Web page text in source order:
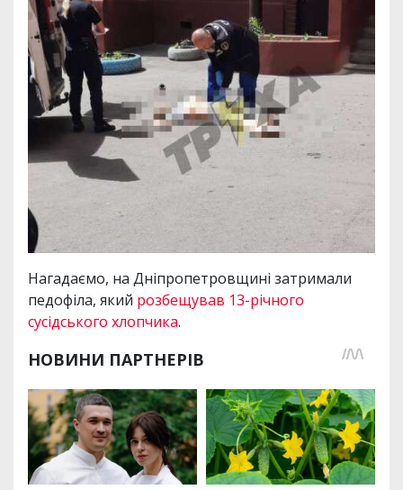
Нагадаємо, на Дніпропетровщині затримали
педофіла, який розбещував 13-річного
сусідського хлопчика.